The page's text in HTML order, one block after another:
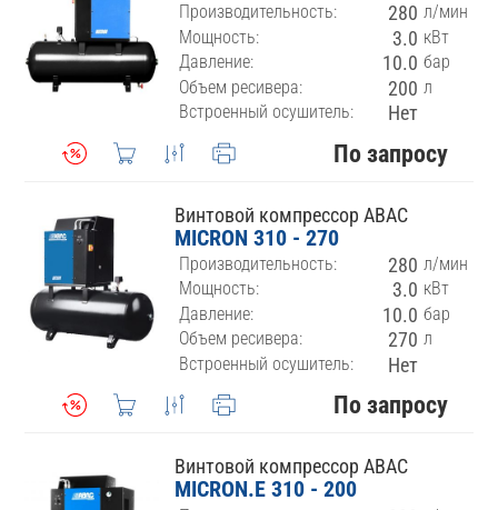
Производительность: 280 л/мин
Мощность:
3.0 кВт
Давление:
10.0 бар
Объем ресивера:
200 л
Встроенный осушитель:
Нет
По запросу
Винтовой компрессор ABAC
MICRON 310 - 270
Производительность: 280 л/мин
Мощность:
3.0 кВт
Давление:
10.0 бар
Объем ресивера:
270 л
Встроенный осушитель:
Нет
По запросу
Винтовой компрессор ABAC
MICRON.E 310 - 200